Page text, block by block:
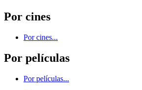
Por cines
Por cines...
Por películas
Por películas...